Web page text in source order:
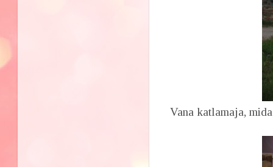
Vana katlamaja,